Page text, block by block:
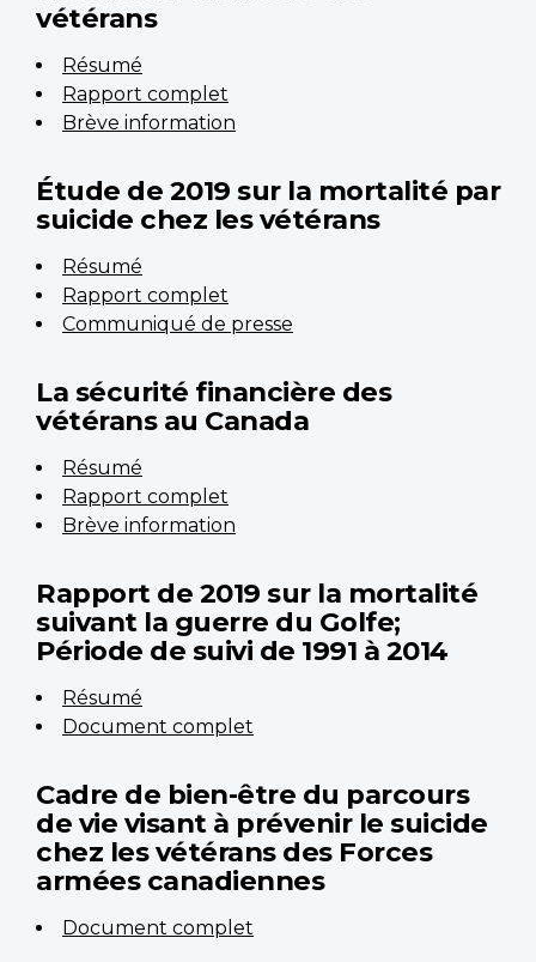
vétérans
Résumé
Rapport complet
Brève information
Étude de 2019 sur la mortalité par
suicide chez les vétérans
Résumé
Rapport complet
Communiqué de presse
La sécurité financière des
vétérans au Canada
Résumé
Rapport complet
Brève information
Rapport de 2019 sur la mortalité
suivant la guerre du Golfe;
Période de suivi de 1991 à 2014
Résumé
Document complet
Cadre de bien-être du parcours
de vie visant à prévenir le suicide
chez les vétérans des Forces
armées canadiennes
Document complet